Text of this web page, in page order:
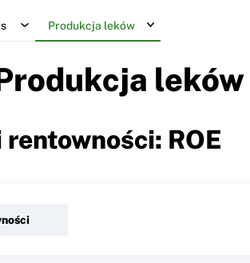
Produkcja leków
leków
ROE